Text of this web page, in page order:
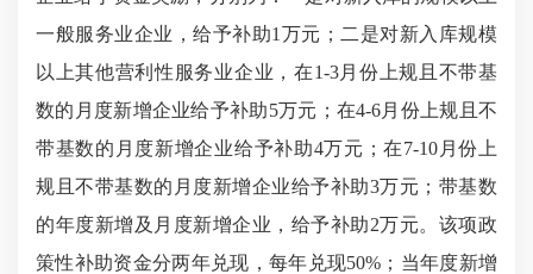
一般服务业企业，给予补助1万元；二是对新入库规模
以上其他营利性服务业企业，在1-3月份上规且不带基
数的月度新增企业给予补助5万元；在4-6月份上规且不
带基数的月度新增企业给予补助4万元；在7-10月份上
规且不带基数的月度新增企业给予补助3万元；带基数
的年度新增及月度新增企业，给予补助2万元。该项政
策性补助资金分两年兑现，每年兑现50%；当年度新增